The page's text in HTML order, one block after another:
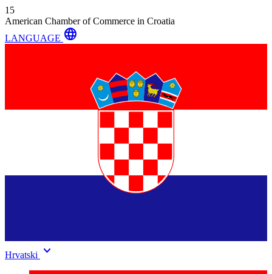
15
American Chamber of Commerce in Croatia
LANGUAGE language
Hrvatski keyboard_arrow_down